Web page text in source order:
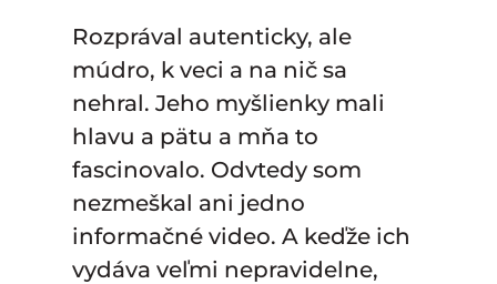
Rozprával autenticky, ale
múdro, k veci a na nič sa
nehral. Jeho myšlienky mali
hlavu a pätu a mňa to
fascinovalo. Odvtedy som
nezmeškal ani jedno
informačné video. A keďže ich
vydáva veľmi nepravidelne,